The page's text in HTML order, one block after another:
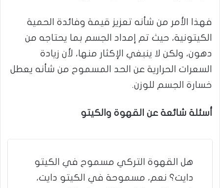
فهذا الأمر من شأنه تعزيز قيمة وفائدة الحمية
الكيتونية، حيث تم إمداد الجسم بما يحتاجه من
دهون، ولكن لا ينبغي الإكثار منها، لأن زيادة
السعرات الحرارية عن الحد المسموح من شأنه يعطل
خسارة الجسم للوزن.
أسئلة شائعة عن القهوة والكيتو
هل القهوة التركي مسموح في الكيتو
دايت؟ نعم، مسموحة في الكيتو دايت،